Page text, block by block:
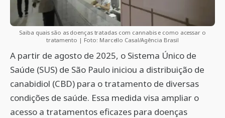
Saiba quais são as doenças tratadas com cannabis e como acessar o
tratamento | Foto: Marcello Casal/Agência Brasil
A partir de agosto de 2025, o Sistema Único de
Saúde (SUS) de São Paulo iniciou a distribuição de
canabidiol (CBD) para o tratamento de diversas
condições de saúde. Essa medida visa ampliar o
acesso a tratamentos eficazes para doenças